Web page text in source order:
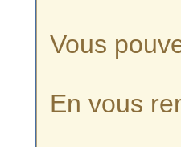
Vous
En vous